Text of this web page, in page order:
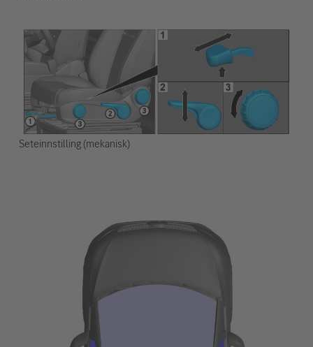
Seteinnstilling (mekanisk)